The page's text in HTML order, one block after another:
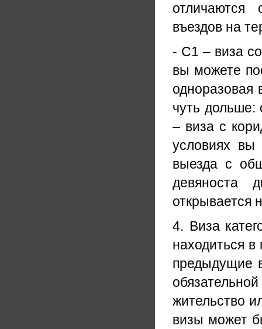
отличаются
въездов на
- С1 – виза
вы можете
одноразовая
чуть дольше:
– виза с
условиях вы
выезда с
девяноста
открывается
4. Виза
находиться
предыдущие
жительство
визы может